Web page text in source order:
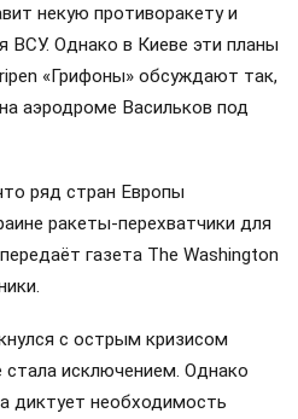
некую противоракету и
ВСУ. Однако в Киеве эти планы
«Грифоны» обсуждают так,
аэродроме Васильков под
ряд стран Европы
ракеты-перехватчики для
газета The Washington
с острым кризисом
исключением. Однако
диктует необходимость